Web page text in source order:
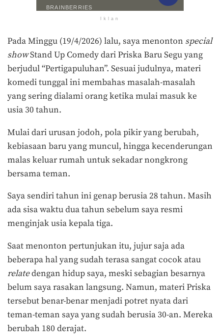
Iklan
Pada Minggu (19/4/2026) lalu, saya menonton special
showStand Up Comedy dari Priska Baru Segu yang
berjudul “Pertigapuluhan”. Sesuai judulnya, materi
komedi tunggal ini membahas masalah-masalah
yang sering dialami orang ketika mulai masuk ke
usia 30 tahun.
Mulai dari urusan jodoh, pola pikir yang berubah,
kebiasaan baru yang muncul, hingga kecenderungan
malas keluar rumah untuk sekadar nongkrong
bersama teman.
Saya sendiri tahun ini genap berusia 28 tahun. Masih
ada sisa waktu dua tahun sebelum saya resmi
menginjak usia kepala tiga.
Saat menonton pertunjukan itu, jujur saja ada
beberapa hal yang sudah terasa sangat cocok atau
relatedengan hidup saya, meski sebagian besarnya
belum saya rasakan langsung. Namun, materi Priska
tersebut benar-benar menjadi potret nyata dari
teman-teman saya yang sudah berusia 30-an. Mereka
berubah 180 derajat.